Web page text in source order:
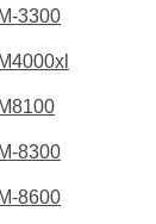
3300
8300
8600